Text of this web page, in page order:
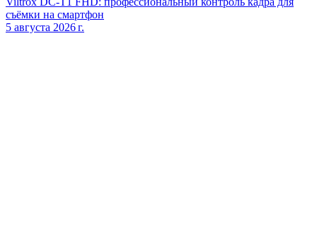
съёмки на смартфон
5 августа 2026 г.